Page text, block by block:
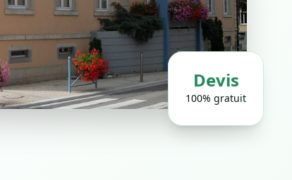
Devis
100% gratuit